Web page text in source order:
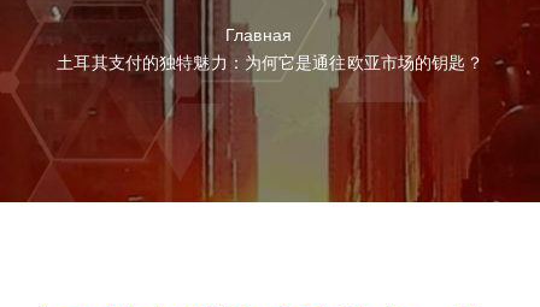
ю
Главная
土耳其支付的独特魅力：为何它是通往欧亚市场的钥匙？